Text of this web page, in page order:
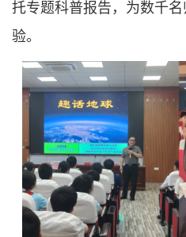
托专题科普报告，为数千
验。